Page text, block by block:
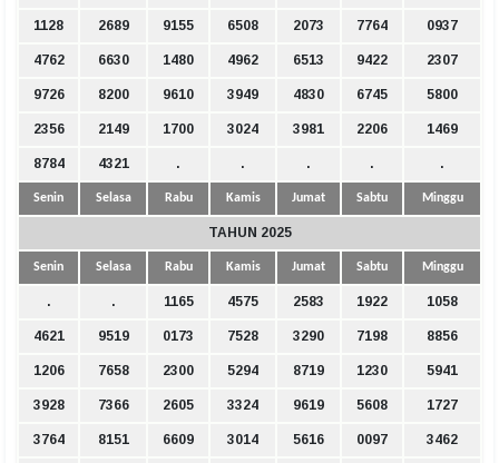
1128 2689 9155 6508 2073 7764 0937
4762 6630 1480 4962 6513 9422 2307
9726 8200 9610 3949 4830 6745 5800
2356 2149 1700 3024 3981 2206 1469
8784 4321 . . . . .
Senin Selasa Rabu Kamis Jumat Sabtu Minggu
TAHUN 2025
Senin Selasa Rabu Kamis Jumat Sabtu Minggu
. . 1165 4575 2583 1922 1058
4621 9519 0173 7528 3290 7198 8856
1206 7658 2300 5294 8719 1230 5941
3928 7366 2605 3324 9619 5608 1727
3764 8151 6609 3014 5616 0097 3462